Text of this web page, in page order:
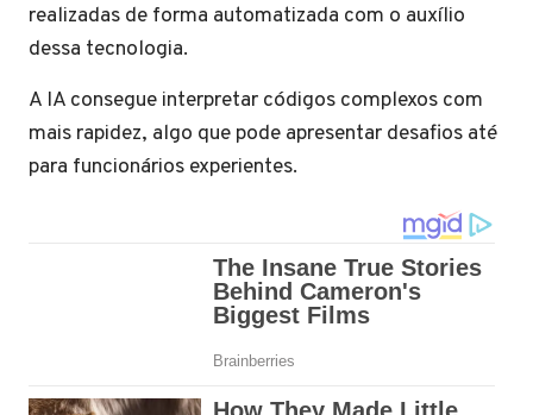
realizadas de forma automatizada com o auxílio
dessa tecnologia.
A IA consegue interpretar códigos complexos com
mais rapidez, algo que pode apresentar desafios até
para funcionários experientes.